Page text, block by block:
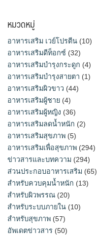
หมวดหมู่
อาหารเสริม เวย์โปรตีน (10)
อาหารเสริมดีท็อกซ์ (32)
อาหารเสริมบำรุงกระดูก (4)
อาหารเสริมบำรุงสายตา (1)
อาหารเสริมผิวขาว (44)
อาหารเสริมผู้ชาย (4)
อาหารเสริมผู้หญิง (36)
อาหารเสริมลดน้ำหนัก (2)
อาหารเสริมสุขภาพ (5)
อาหารเสริมเพื่อสุขภาพ (294)
ข่าวสารและบทความ (294)
ส่วนประกอบอาหารเสริม (65)
สำหรับควบคุมน้ำหนัก (13)
สำหรับผิวพรรณ (20)
สำหรับระบบภายใน (10)
สำหรับสุขภาพ (57)
อัพเดตข่าวสาร (50)